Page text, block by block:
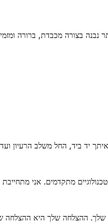
נבנה בצורה מכבדת, ברורה
יד ביד, החל משלב הרעיון
מתקדמים. אני
שלך. ההצלחה שלך היא ההצלחה